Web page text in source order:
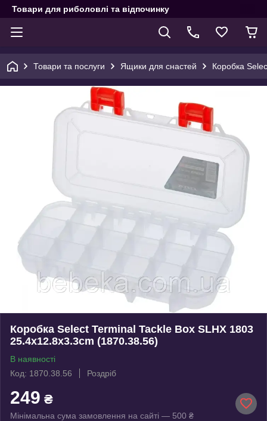
Товари для риболовлі та відпочинку
Товари та послуги Ящики для снастей Коробка
Коробка Select Terminal Tackle Box SLHX 1803
25.4x12.8x3.3cm (1870.38.56)
В наявності
Код: 1870.38.56
Роздріб
249 ₴
Мінімальна сума замовлення на сайті — 500 ₴